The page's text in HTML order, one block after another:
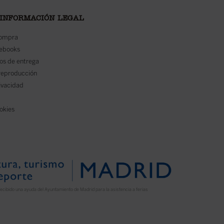
LEGAL
de entrega
una ayuda del Ayuntamiento de Madrid para la asistencia a ferias